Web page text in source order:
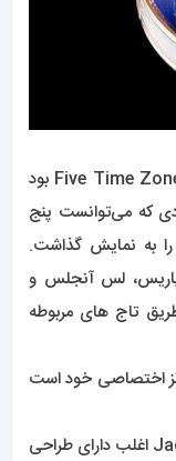
رسمی Jacob & Co ساعت Five Time Zone بود
که می‌توانست پنج
به نمایش گذاشت.
لس آنجلس و
تاج های مربوطه
اختصاصی خود است
ساعت Five Time Zone توسط Jacob & Co اغلب دارای طراحی